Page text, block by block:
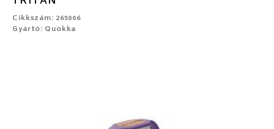
Cikkszám: 265006
Gyártó: Quokka